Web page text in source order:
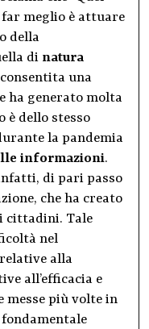
far meglio è attuare
della
di natura
una
ha generato molta
è dello stesso
la pandemia
informazioni.
di pari passo
che ha creato
cittadini. Tale
nel
alla
all’efficacia e
messe più volte in